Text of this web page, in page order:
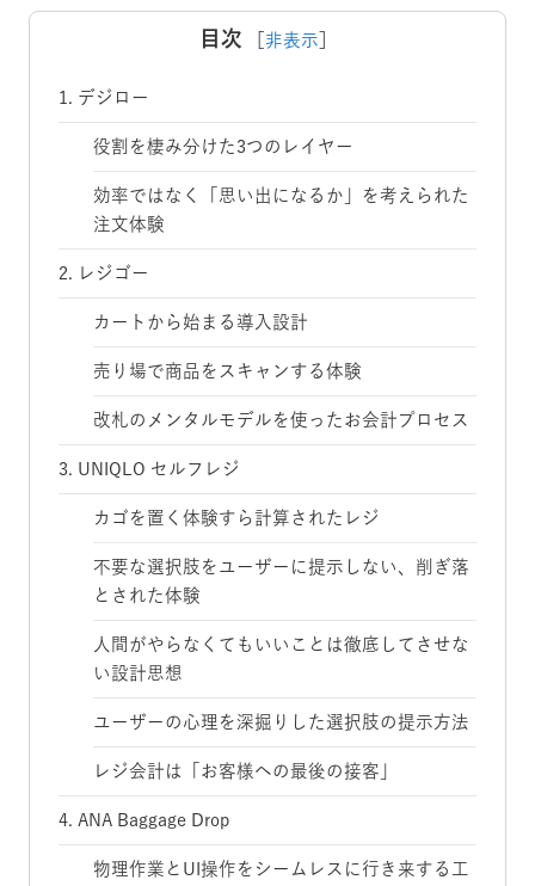
目次 非表示
1. デジロー
役割を棲み分けた3つのレイヤー
効率ではなく「思い出になるか」を考えられた
注文体験
2. レジゴー
カートから始まる導入設計
売り場で商品をスキャンする体験
改札のメンタルモデルを使ったお会計プロセス
3. UNIQLO セルフレジ
カゴを置く体験すら計算されたレジ
不要な選択肢をユーザーに提示しない、削ぎ落
とされた体験
人間がやらなくてもいいことは徹底してさせな
い設計思想
ユーザーの心理を深掘りした選択肢の提示方法
レジ会計は「お客様への最後の接客」
4. ANA Baggage Drop
物理作業とUI操作をシームレスに行き来する工